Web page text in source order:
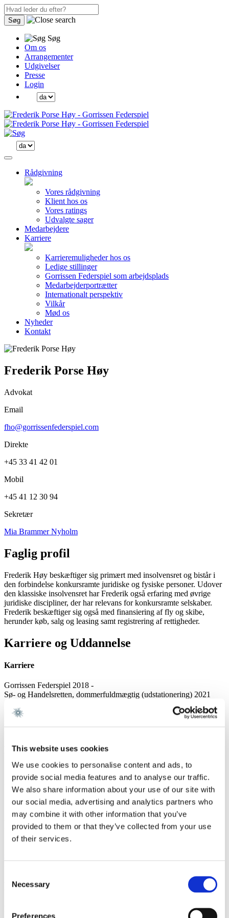
This website uses cookies
We use cookies to personalise content and ads, to
provide social media features and to analyse our traffic.
We also share information about your use of our site with
our social media, advertising and analytics partners who
may combine it with other information that you’ve
provided to them or that they’ve collected from your use
of their services.
Selection
Necessary
Preferences
Søg
Søg
Om os
Arrangementer
Udgivelser
Presse
Login
Rådgivning
Vores rådgivning
Klient hos os
Vores ratings
Udvalgte sager
Medarbejdere
Karriere
Karrieremuligheder hos os
Ledige stillinger
Gorrissen Federspiel som arbejdsplads
Medarbejderportrætter
Internationalt perspektiv
Vilkår
Mød os
Nyheder
Kontakt
Frederik Porse Høy
Advokat
Email
fho@gorrissenfederspiel.com
Direkte
+45 33 41 42 01
Mobil
+45 41 12 30 94
Sekretær
Mia Brammer Nyholm
Faglig profil
Frederik Høy beskæftiger sig primært med insolvensret og bistår i
den forbindelse konkursramte juridiske og fysiske personer. Udover
den klassiske insolvensret har Frederik også erfaring med øvrige
juridiske discipliner, der har relevans for konkursramte selskaber.
Frederik beskæftiger sig også med finansiering af fly og skibe,
herunder køb, salg og leasing samt registrering af rettigheder.
Karriere og Uddannelse
Karriere
Gorrissen Federspiel 2018 -
Sø- og Handelsretten, dommerfuldmægtig (udstationering) 2021
Advokat 2022
Cand.jur., Aarhus Universitet 2019
Università degli Studi di Firenze 2018
Sprog
Engelsk
Publikationer
Medlemskaber og Aktiviteter